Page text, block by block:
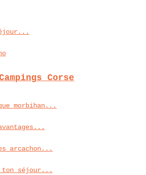
Corse
morbihan...
arcachon...
ton séjour...